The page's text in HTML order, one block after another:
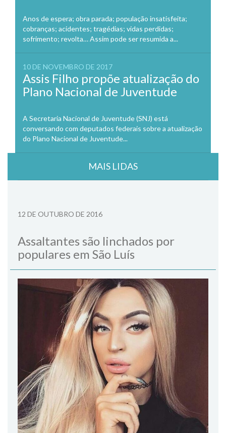
Anos de espera; obra parada; população insatisfeita;
cobranças; acidentes; tragédias; vidas perdidas;
sofrimento; revolta… Assim pode ser resumida a...
10 DE NOVEMBRO DE 2017
Assis Filho propõe atualização do
Plano Nacional de Juventude
A Secretaria Nacional de Juventude (SNJ) está
conversando com deputados federais sobre a atualização
do Plano Nacional de Juventude...
MAIS LIDAS
12 DE OUTUBRO DE 2016
Assaltantes são linchados por
populares em São Luís